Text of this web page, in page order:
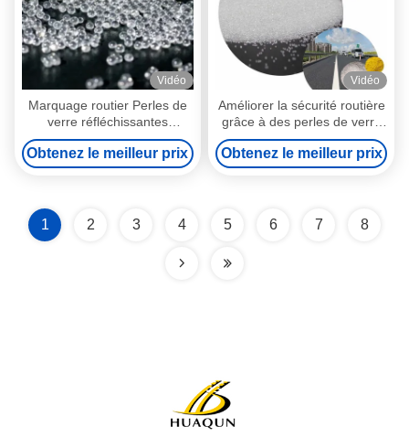
Vidéo
Marquage routier Perles de
verre réfléchissantes
transparentes, ronds et très
réfléchissantes pour la
sécurité
Obtenez le meilleur prix
Vidéo
Améliorer la sécurité routière
grâce à des perles de verre
réfléchissantes
Obtenez le meilleur prix
1 2 3 4 5 6 7 8